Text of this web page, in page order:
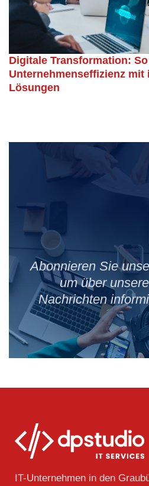
Digitale Transformation:
Unternehmenseffizienz mit
Lösungen
Abonnieren Sie
um über
Nachrichten
IT-Unternehmen in den